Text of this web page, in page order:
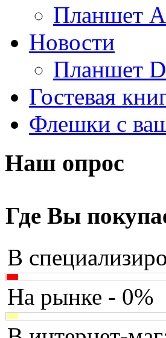
Ampe(1)
Apache
Apple(28)
Apriori
Archos(1)
Armaggeddon
Assistant
Asus(35)
Barnes&noble
Brain
Brava
Canyon
Планшет
Новости
Планшет
Гостевая
Флешки с
Наш опрос
Где Вы
В
На рынке - 0%